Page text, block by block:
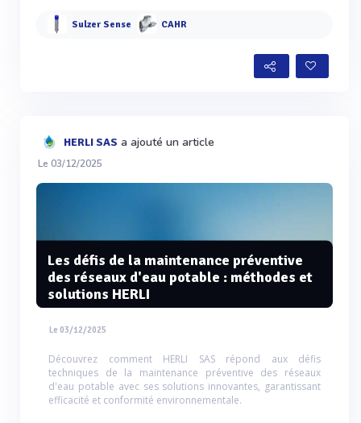
Sulzer Sense CAHR
HERLI SAS a ajouté un article
Le 03/12/2025
Les défis de la maintenance préventive
des réseaux d'eau potable : méthodes et
solutions HERLI
Le 03/12/2025
Découvrez comment HERLI SAS répond aux défis
techniques de la maintenance préventive des réseaux
d'eau potable avec ses solutions innovantes, garantissant
efficacité et conformité environnementale.